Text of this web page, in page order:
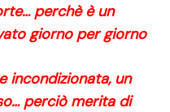
perchè è un
giorno per giorno
incondizionata, un
perciò merita di